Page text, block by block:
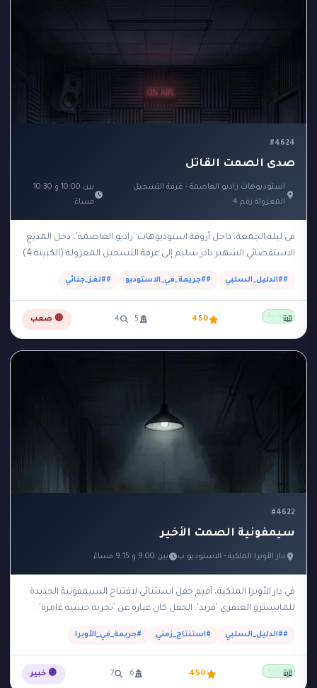
#4624
صدى الصمت القاتل
استوديوهات راديو العاصمة - غرفة التسجيل
المعزولة رقم 4
بين 10:00 و 10:30
مساءً
في ليلة الجمعة، داخل أروقة استوديوهات 'راديو العاصمة'، دخل المذيع
الاستقصائي الشهير نادر سليم إلى غرفة التسجيل المعزولة (الكبينة 4)
##الدليل_السلبي ##جريمة_في_الاستوديو ##لغز_جنائي
مجانية 450
5
4 🔴 صعب 📖
#4622
سيمفونية الصمت الأخير
دار الأوبرا الملكية - الاستوديو ب بين 9:00 و 9:15 مساءً
في دار الأوبرا الملكية، أقيم حفل استثنائي لافتتاح السيمفونية الجديدة
للمايسترو العبقري 'فريد'. الحفل كان عبارة عن 'تجربة حسية غامرة':
##الدليل_السلبي #استنتاج_زمني #جريمة_في_الأوبرا
مجانية 450
6
7 🟣 خبير 📖